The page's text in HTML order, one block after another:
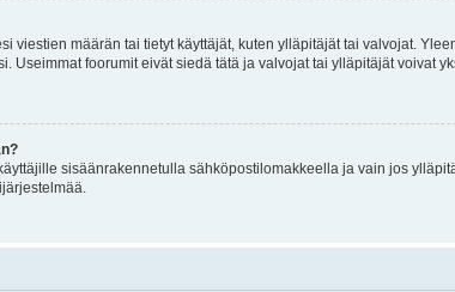
viestien määrän tai tietyt käyttäjät, kuten ylläpitäjät tai valvojat.
foorumit eivät siedä tätä ja valvojat tai ylläpitäjät voivat
sisäänrakennetulla sähköpostilomakkeella ja vain jos